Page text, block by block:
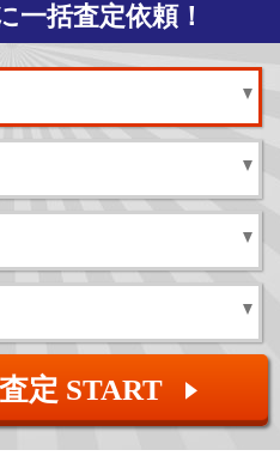
一括査定依頼！
定 START ▲